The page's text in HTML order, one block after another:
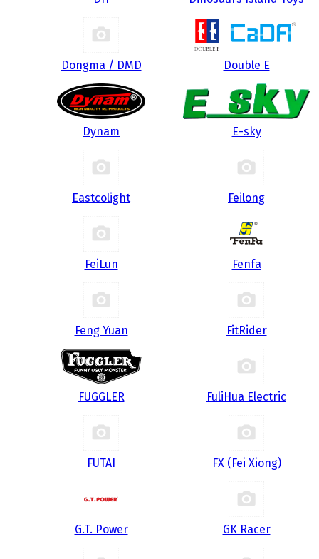
Dongma / DMD Double E
Dynam E-sky
Eastcolight Feilong
FeiLun Fenfa
Feng Yuan FitRider
FUGGLER FuliHua Electric
FUTAI FX (Fei Xiong)
G.T. Power GK Racer